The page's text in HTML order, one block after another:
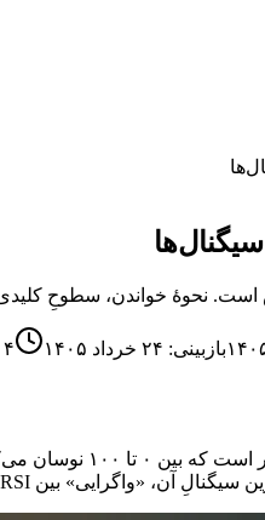
بازبینی: ۲۴ خرداد ۱۴۰۵ ۴